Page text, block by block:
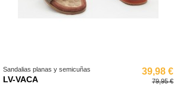
Sandalias planas y semicuñas
LV-VACA
39,98 €
79,95 €